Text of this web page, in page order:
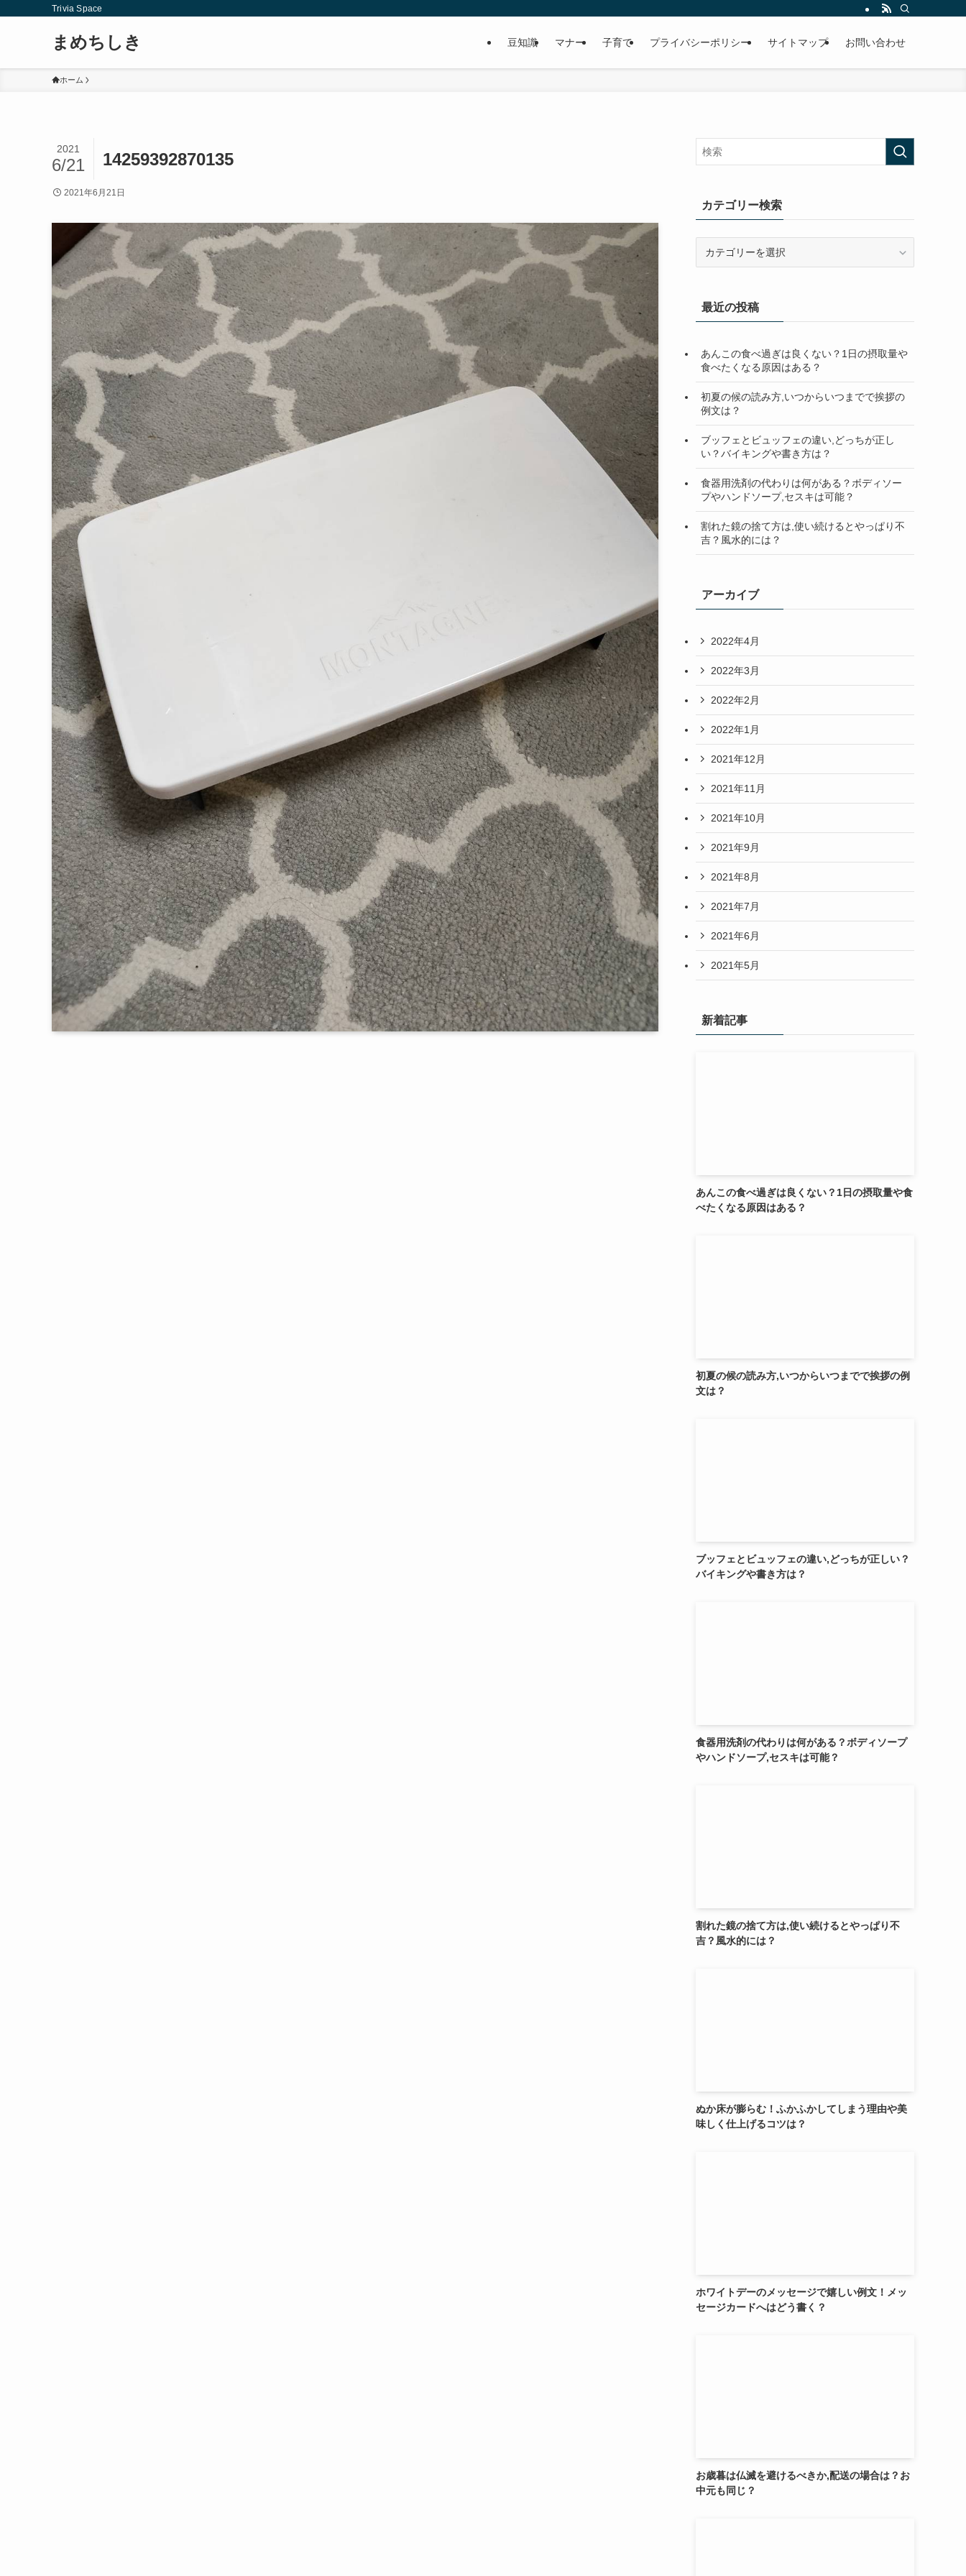
Trivia Space
まめちしき 豆知識 マナー 子育て プライバシーポリシー サイトマップ お問い合わせ
ホーム
14259392870135
2021
6/21
2021年6月21日
カテゴリー検索
ー
検
最近の投稿
あんこの食べ過ぎは良くない？1日の摂取量や
食べたくなる原因はある？
初夏の候の読み方,いつからいつまでで挨拶の
例文は？
ブッフェとビュッフェの違い,どっちが正し
い？バイキングや書き方は？
食器用洗剤の代わりは何がある？ボディソー
プやハンドソープ,セスキは可能？
割れた鏡の捨て方は,使い続けるとやっぱり不
吉？風水的には？
アーカイブ
2022年4月
2022年3月
2022年2月
2022年1月
2021年12月
2021年11月
2021年10月
2021年9月
2021年8月
2021年7月
2021年6月
2021年5月
新着記事
あんこの食べ過ぎは良くない？1日の摂取量や食
べたくなる原因はある？
初夏の候の読み方,いつからいつまでで挨拶の例
文は？
ブッフェとビュッフェの違い,どっちが正しい？
バイキングや書き方は？
食器用洗剤の代わりは何がある？ボディソープ
やハンドソープ,セスキは可能？
割れた鏡の捨て方は,使い続けるとやっぱり不
吉？風水的には？
ぬか床が膨らむ！ふかふかしてしまう理由や美
味しく仕上げるコツは？
ホワイトデーのメッセージで嬉しい例文！メッ
セージカードへはどう書く？
お歳暮は仏滅を避けるべきか,配送の場合は？お
中元も同じ？